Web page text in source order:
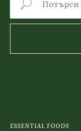
ESSENTIAL FOODS